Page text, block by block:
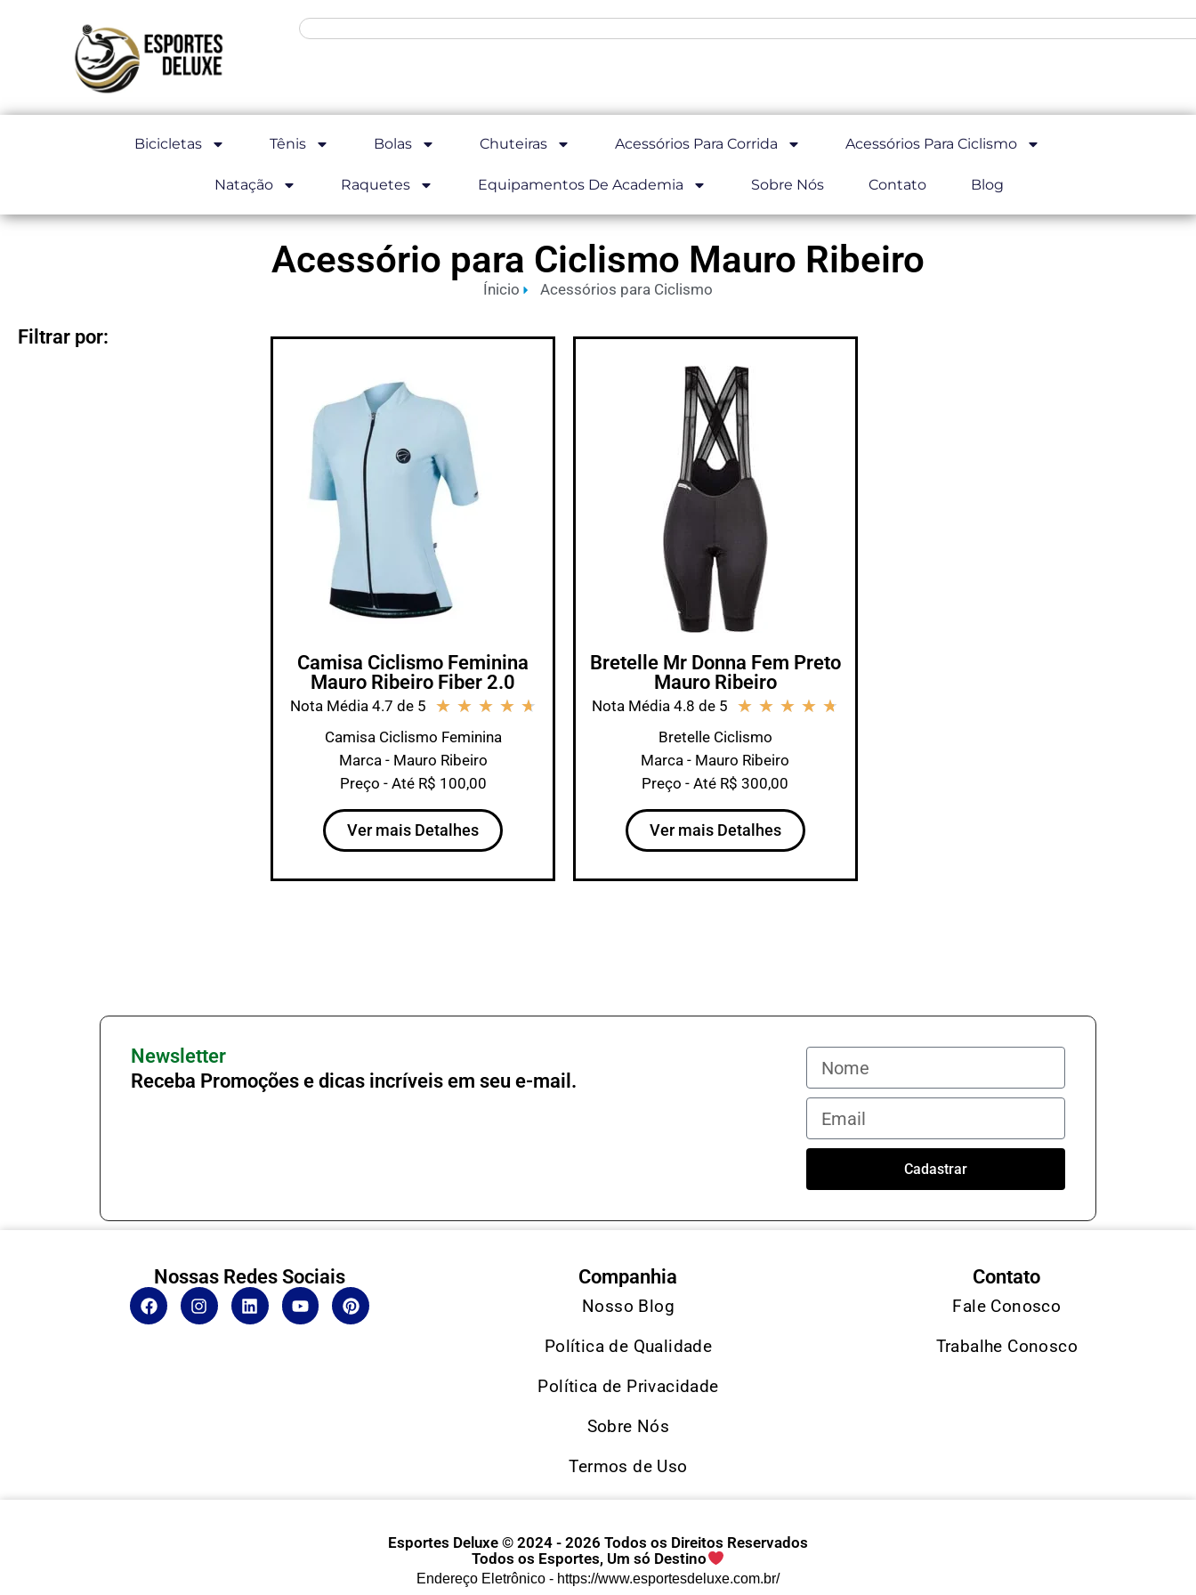
Bicicletas Tênis Bolas Chuteiras Acessórios Para Corrida Acessórios Para Ciclismo
Natação Raquetes Equipamentos De Academia Sobre Nós Contato Blog
Acessório para Ciclismo Mauro Ribeiro
Ínicio Acessórios para Ciclismo
Filtrar por:
Camisa Ciclismo Feminina
Mauro Ribeiro Fiber 2.0
Nota Média 4.7 de 5 ★ ★ ★ ★ ★
Camisa Ciclismo Feminina
Marca - Mauro Ribeiro
Preço - Até R$ 100,00
Ver mais Detalhes
Bretelle Mr Donna Fem Preto
Mauro Ribeiro
Nota Média 4.8 de 5 ★ ★ ★ ★ ★
Bretelle Ciclismo
Marca - Mauro Ribeiro
Preço - Até R$ 300,00
Ver mais Detalhes
Newsletter
Receba Promoções e dicas incríveis em seu e-mail.
Cadastrar
Nossas Redes Sociais Companhia
Nosso Blog
Política de Qualidade
Política de Privacidade
Sobre Nós
Termos de Uso
Contato
Fale Conosco
Trabalhe Conosco
Esportes Deluxe © 2024 - 2026 Todos os Direitos Reservados
Todos os Esportes, Um só Destino
Endereço Eletrônico - https://www.esportesdeluxe.com.br/